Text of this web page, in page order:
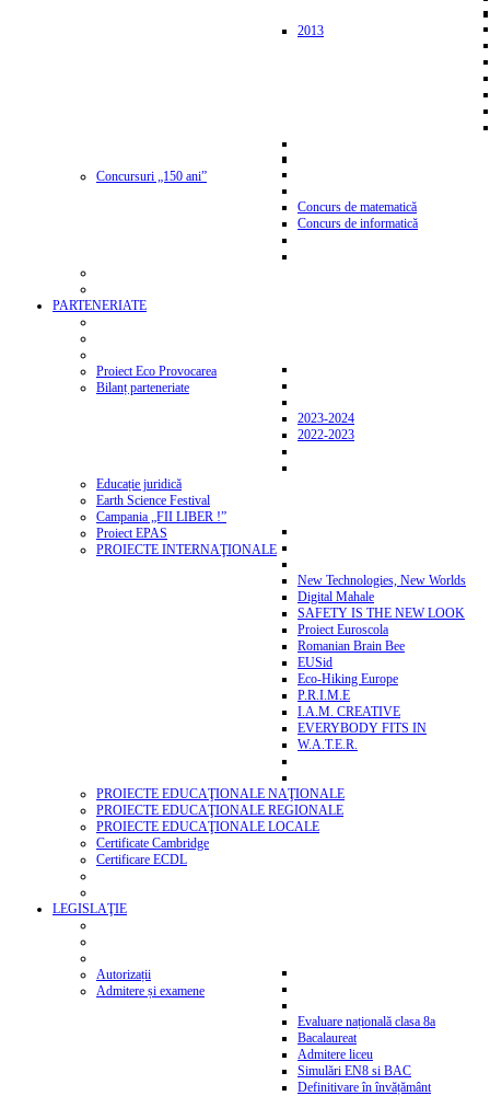
2013
Concursuri „150 ani”
Concurs de matematică
Concurs de informatică
PARTENERIATE
Proiect Eco Provocarea
Bilanț parteneriate
2023-2024
2022-2023
Educație juridică
Earth Science Festival
Campania „FII LIBER !”
Proiect EPAS
PROIECTE INTERNAŢIONALE
New Technologies, New Worlds
Digital Mahale
SAFETY IS THE NEW LOOK
Proiect Euroscola
Romanian Brain Bee
EUSid
Eco-Hiking Europe
P.R.I.M.E
I.A.M. CREATIVE
EVERYBODY FITS IN
W.A.T.E.R.
PROIECTE EDUCAŢIONALE NAŢIONALE
PROIECTE EDUCAŢIONALE REGIONALE
PROIECTE EDUCAŢIONALE LOCALE
Certificate Cambridge
Certificare ECDL
LEGISLAŢIE
Autorizații
Admitere și examene
Evaluare națională clasa 8a
Bacalaureat
Admitere liceu
Simulări EN8 si BAC
Definitivare în învățământ